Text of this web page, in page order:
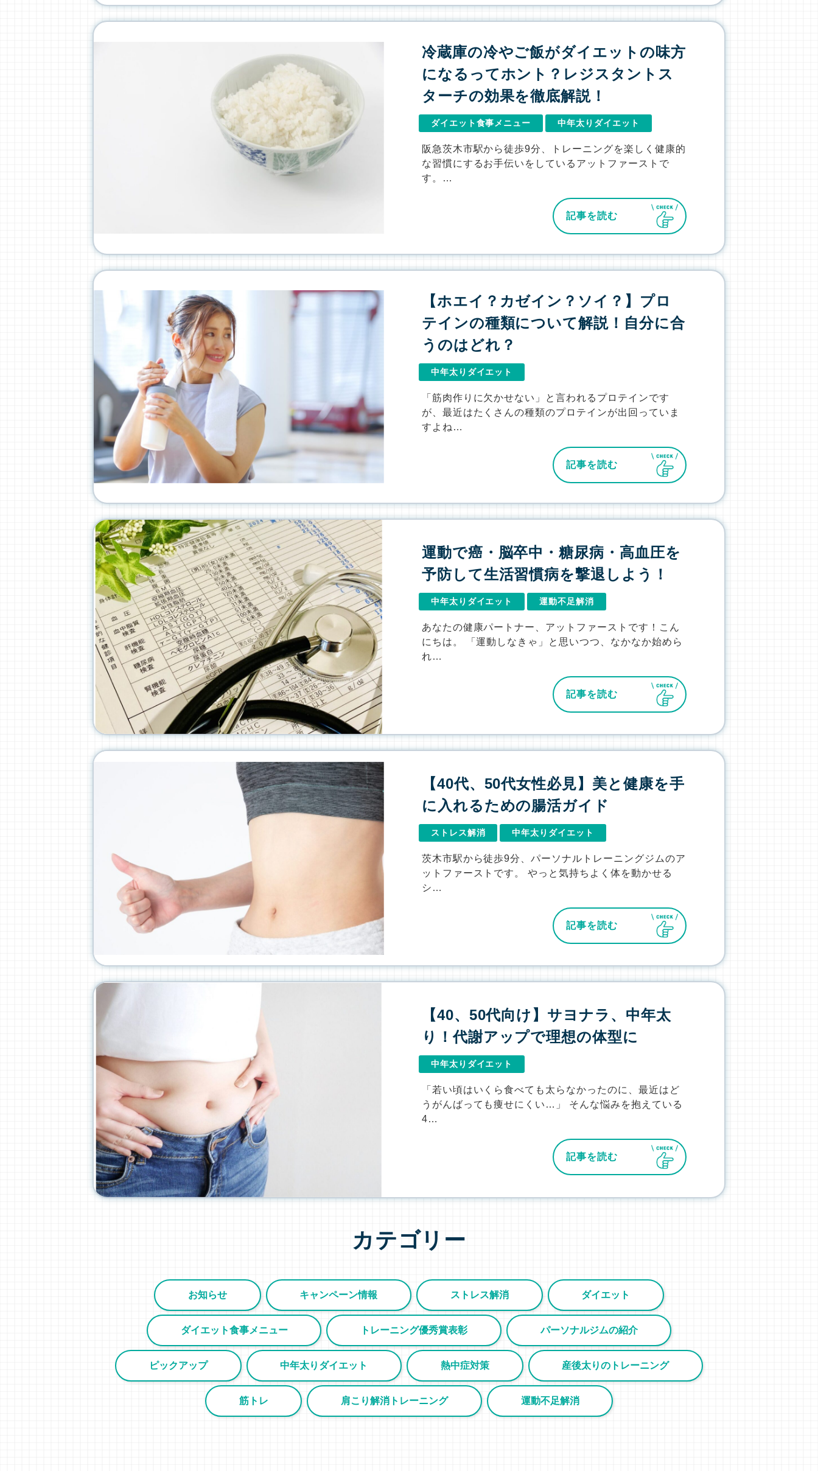
冷蔵庫の冷やご飯がダイエットの味方
になるってホント？レジスタントス
ターチの効果を徹底解説！
ダイエット食事メニュー 中年太りダイエット
阪急茨木市駅から徒歩9分、トレーニングを楽しく健康的
な習慣にするお手伝いをしているアットファーストで
す。…
記事を読む
【ホエイ？カゼイン？ソイ？】プロ
テインの種類について解説！自分に合
うのはどれ？
中年太りダイエット
「筋肉作りに欠かせない」と言われるプロテインです
が、最近はたくさんの種類のプロテインが出回っていま
すよね…
記事を読む
運動で癌・脳卒中・糖尿病・高血圧を
予防して生活習慣病を撃退しよう！
中年太りダイエット 運動不足解消
あなたの健康パートナー、アットファーストです！こん
にちは。 「運動しなきゃ」と思いつつ、なかなか始めら
れ…
記事を読む
【40代、50代女性必見】美と健康を手
に入れるための腸活ガイド
ストレス解消 中年太りダイエット
茨木市駅から徒歩9分、パーソナルトレーニングジムのア
ットファーストです。 やっと気持ちよく体を動かせる
シ…
記事を読む
【40、50代向け】サヨナラ、中年太
り！代謝アップで理想の体型に
中年太りダイエット
「若い頃はいくら食べても太らなかったのに、最近はど
うがんばっても痩せにくい…」 そんな悩みを抱えている
4…
記事を読む
カテゴリー
お知らせ キャンペーン情報 ストレス解消 ダイエット
ダイエット食事メニュー トレーニング優秀賞表彰 パーソナルジムの紹介
ピックアップ 中年太りダイエット 熱中症対策 産後太りのトレーニング
筋トレ 肩こり解消トレーニング 運動不足解消